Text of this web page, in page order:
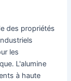
des propriétés
les
L'alumine
à haute